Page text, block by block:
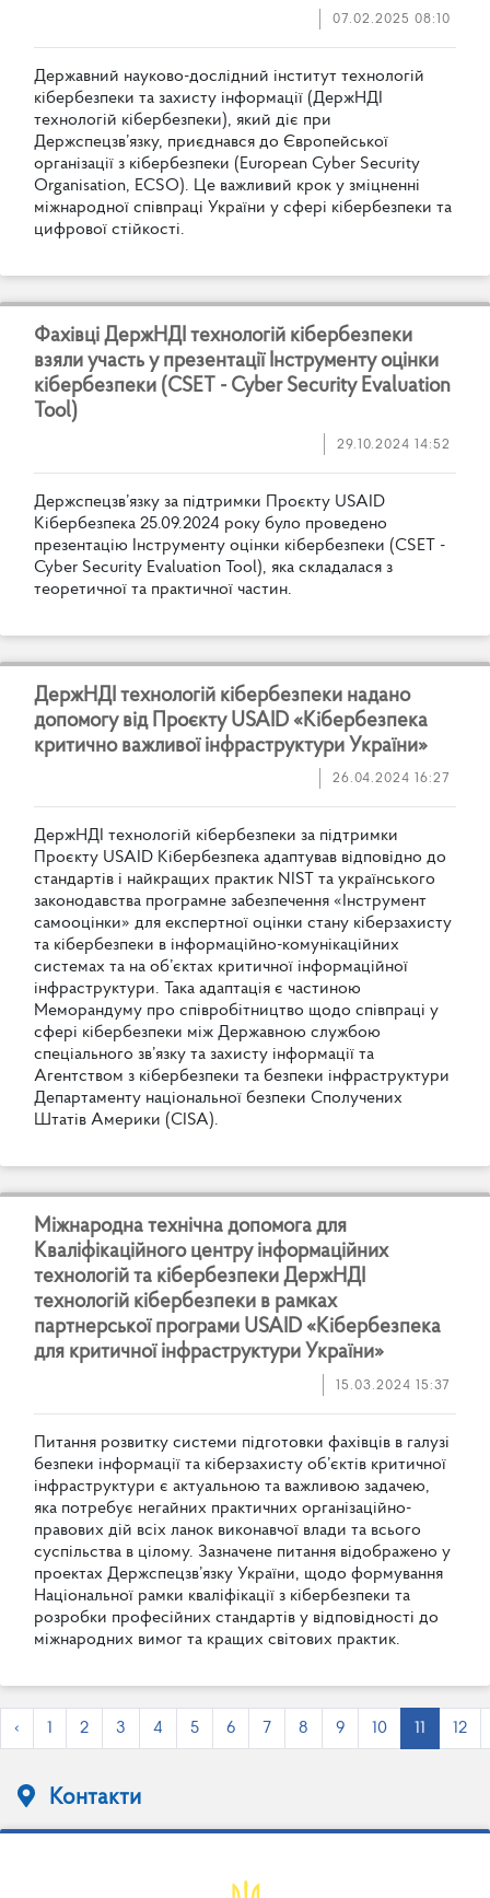
07.02.2025 08:10
Державний науково-дослідний інститут технологій
кібербезпеки та захисту інформації (ДержНДІ
технологій кібербезпеки), який діє при
Держспецзв’язку, приєднався до Європейської
організації з кібербезпеки (European Cyber Security
Organisation, ECSO). Це важливий крок у зміцненні
міжнародної співпраці України у сфері кібербезпеки та
цифрової стійкості.
Фахівці ДержНДІ технологій кібербезпеки
взяли участь у презентації Інструменту оцінки
кібербезпеки (CSE T - Cyber Security Evaluation
Tool)
29.10.2024 14:52
Держспецзв’язку за підтримки роєкту USA D
Кібербезпека 25.09.2024 року було проведено
презентацію нструменту оцінки кібербезпеки (CSE
-
Cyber Security Evaluation ool), яка складалася з
теоретичної та практичної частин.
ДержНДІ технологій кібербезпеки надано
допомогу від роєкту USA D «Кібербезпека
критично важливої інфраструктури України»
26.04.2024 16:27
ДержНДІ технологій кібербезпеки за підтримки
Проєкту USAID Кібербезпека адаптував відповідно до
стандартів і найкращих практик NIST та українського
законодавства програмне забезпечення «Інструмент
самооцінки» для експертної оцінки стану кіберзахисту
та кібербезпеки в інформаційно-комунікаційних
системах та на об’єктах критичної інформаційної
інфраструктури. Така адаптація є частиною
Меморандуму про співробітництво щодо співпраці у
сфері кібербезпеки між Державною службою
спеціального зв’язку та захисту інформації та
Агентством з кібербезпеки та безпеки інфраструктури
Департаменту національної безпеки Сполучених
Штатів Америки (CISA).
Міжнародна технічна допомога для
Кваліфікаційного центру інформаційних
технологій та кібербезпеки ДержНДІ
технологій кібербезпеки в рамках
партнерської програми USAID «Кібербезпека
для критичної інфраструктури України»
15.03.2024 15:37
итання розвитку системи підготовки фахівців в галузі
безпеки інформації та кіберзахисту об’єктів критичної
інфраструктури є актуальною та важливою задачею,
яка потребує негайних практичних організаційно-
правових дій всіх ланок виконавчої влади та всього
суспільства в цілому. Зазначене питання відображено у
проектах Держспецзв’язку України, щодо формування
Національної рамки кваліфікації з кібербезпеки та
розробки професійних стандартів у відповідності до
міжнародних вимог та кращих світових практик.
‹ 1 2 3 4 5 6 7 8 9 10 11 12
Контакти